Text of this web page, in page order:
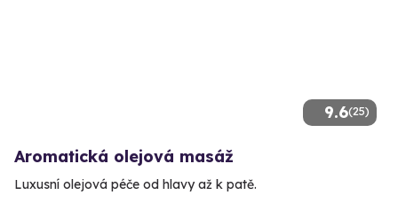
9.6(25)
Aromatická olejová masáž
Luxusní olejová péče od hlavy až k patě.